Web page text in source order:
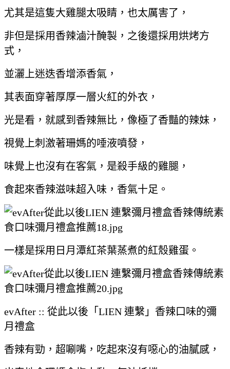
尤其是這隻大雞腿太吸睛，也太厲害了，
非但是採用香辣滷汁醃製，之後還採用烘烤方
式，
並灑上迷迭香增添香氣，
其表面穿著厚厚一層火紅的外衣，
光是看，就感到香辣無比，像極了香豔的辣妹，
視覺上刺激著珊媽的唾液噴發，
味覺上也沒有在客氣，是殺手級的雞腿，
食起來香辣滋味超入味，香氣十足。
一樣是採用日月潭紅茶葉蒸煮的紅殼雞蛋。
evAfter :: 從此以後「LIEN 連繫」香辣口味的彌
月禮盒
香辣有勁，超唰嘴，吃起來沒有噁心的油膩感，